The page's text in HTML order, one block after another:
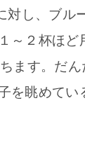
対し、ブル
～２杯ほど
ます。だ
を眺めてい